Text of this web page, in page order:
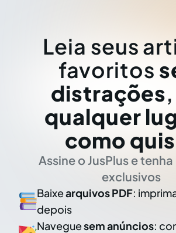
Leia seus
favoritos
distrações
qualquer
como
Assine o JusPlus e
exclusivos
Baixearquivos PDF:
depois
Naveguesem anúncios: